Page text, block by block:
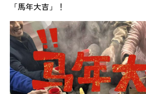
「馬年大吉」！